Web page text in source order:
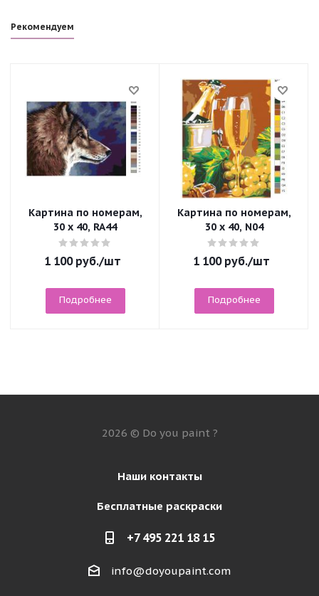
Рекомендуем
Картина по номерам,
30 x 40, RA44
1 100руб./шт
Подробнее
Картина по номерам,
30 x 40, N04
1 100руб./шт
Подробнее
2026 © Do you paint ?
Наши контакты
Бесплатные раскраски
+7 495 221 18 15
info@doyoupaint.com